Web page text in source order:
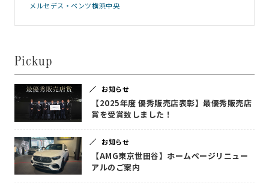
メルセデス・ベンツ横浜中央
Pickup
お知らせ
【2025年度 優秀販売店表彰】最優秀販売店
賞を受賞致しました！
お知らせ
【AMG東京世田谷】ホームページリニュー
アルのご案内